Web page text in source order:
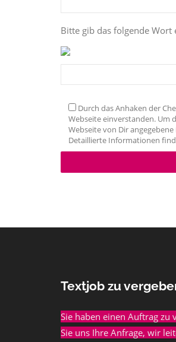
Bitte gib das folgende Wort
Durch das Anhaken der
Webseite einverstanden. Um
Webseite von Dir
Detaillierte Informationen
Textjob zu
Sie haben einen Auftrag zu
Sie uns Ihre Anfrage, wir